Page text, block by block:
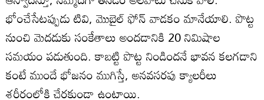
భోంచేసేటప్పుడు టివి, మొబైల్‌ ఫోన్‌ వాడకం మానేయాలి. పొట్ట
నుంచి మెదడుకు సంకేతాలు అందడానికి 20 నిమిషాల
సమయం పడుతుంది. కాబట్టి పొట్ట నిండిందనే భావన కలగడాని
కంటే ముందే భోజనం ముగిస్తే, అనవసరపు క్యాలరీలు
శరీరంలోకి చేరకుండా ఉంటాయి.